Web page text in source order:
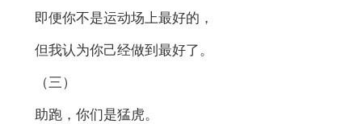
即便你不是运动场上最好的，
但我认为你己经做到最好了。
（三）
助跑，你们是猛虎。